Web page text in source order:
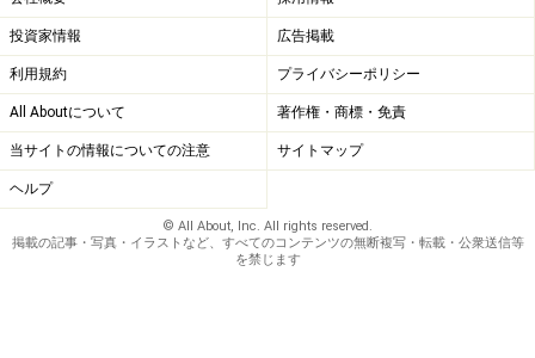
投資家情報 広告掲載
利用規約 プライバシーポリシー
All Aboutについて 著作権・商標・免責
当サイトの情報についての注意 サイトマップ
ヘルプ
© All About, Inc. All rights reserved.
掲載の記事・写真・イラストなど、すべてのコンテンツの無断複写・転載・公衆送信等
を禁じます